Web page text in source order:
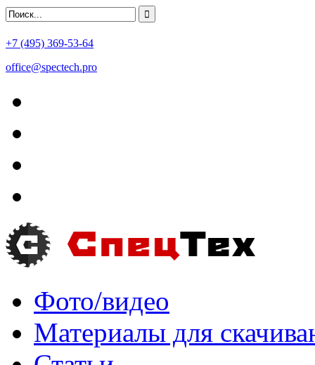
+7 (495) 369-53-64
office@spectech.pro
Фото/видео
Материалы для